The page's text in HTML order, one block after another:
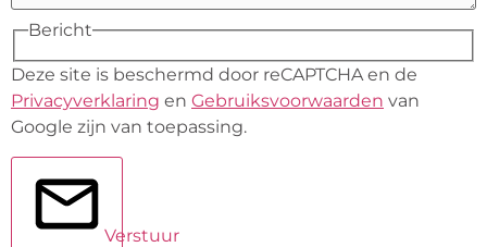
Bericht
Deze site is beschermd door reCAPTCHA en de
Privacyverklaring en Gebruiksvoorwaarden van
Google zijn van toepassing.
Verstuur